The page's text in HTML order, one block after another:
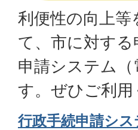
利便性の向上
て、市に対す
申請システム
す。ぜひご利用
行政手続申請シ